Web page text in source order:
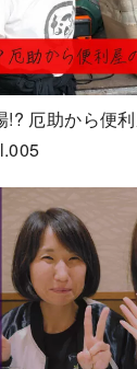
!? 厄助から便